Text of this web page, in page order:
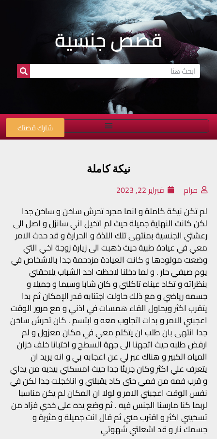
قصص جنسية
شارك قصتك
نيكة كاملة
مرام فبراير 22, 2023
لم تكن نيكة كاملة و انما مجرد تحرش ساخن و ساخن جدا
لكن كانت النهاية جميلة حيث لم اتخيل اني سانزل و اصل الى
رعشتي الجنسية بمنتهى تلك اللذة و الحرارة و قد حدث الامر
معي في عيادة طبية حيث ذهبت الى زيارة زوجة اخي التي
وضعت مولودها و كانت العيادة مزدحمة جدا بالاشخاص في
يوم صيفي حار . و لما دخلنا لاحظت احد الشباب يلاحقني
بنظراته و تكاد عيناه تاكلني و كان شابا وسيما و جميلا و
جسمه رياضي و مع ذلك حاولت اجتنابه قدر الإمكان ثم بدا
يتقرب اكثر ويحاول القاء همسات في اذني و مع مرور الوقت
اعجبني الامر و بدات اتجاوب معه و ابتسم . كان تحرش ساخن
جدا انتهى بان طلب ان يتكلم معي في مكان معزول و لم
ارفض طلبه حيث اتجهنا الى جهة السطح و اختبانا خلف خزان
المياه الكبير و هناك عبر لي عن اعجابه بي و انه يريد ان
يتعرف علي اكثر وكان جريئا جدا حيث امسكني بيديه من يداي
و قرب فمه من فمي حتى كاد يقبلني و اناخجلت جدا لكن في
نفس الوقت اعجبني الامر و لولا ان المكان لم يكن مناسبا
لربما كنا مارسنا الجنس فيه . ثم وضع يده على خدي فزاد من
تسخيني اكثر و اقترب مني ثم قال انت جميلة و مثيرة و
جسمك نار و قد اشعلتي شهوتي